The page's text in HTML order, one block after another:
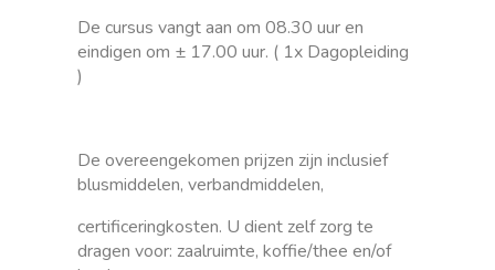
De cursus vangt aan om 08.30 uur en
eindigen om ± 17.00 uur. ( 1x Dagopleiding
)
De overeengekomen prijzen zijn inclusief
blusmiddelen, verbandmiddelen,
certificeringkosten. U dient zelf zorg te
dragen voor: zaalruimte, koffie/thee en/of